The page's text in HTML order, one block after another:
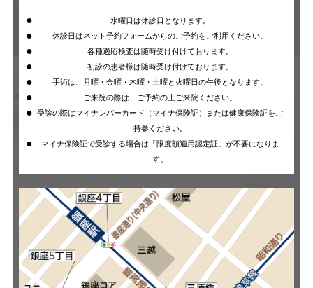
水曜日は休診日となります。
休診日はネット予約フォームからのご予約をご利用ください。
各種適応検査は随時受け付けております。
初診の患者様は随時受け付けております。
手術は、月曜・金曜・木曜・土曜と火曜日の午後となります。
ご来院の際は、ご予約の上ご来院ください。
受診の際はマイナンバーカード（マイナ保険証）または健康保険証をご
持参ください。
マイナ保険証で受診する場合は「限度額適用認定証」が不要になりま
す。